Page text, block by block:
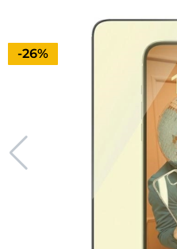
Priset är nedsatt med
-26%